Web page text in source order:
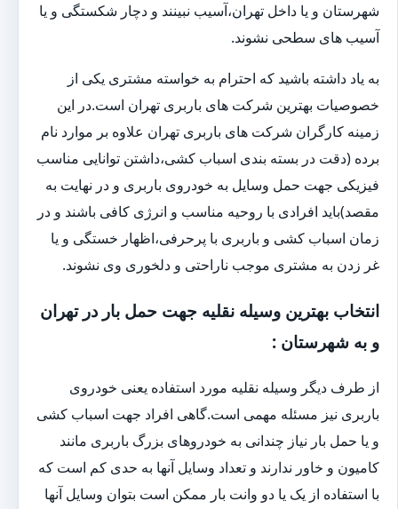
شهرستان و یا داخل تهران،آسیب نبینند و دچار شکستگی و یا
آسیب های سطحی نشوند.
به یاد داشته باشید که احترام به خواسته مشتری یکی از
خصوصیات بهترین شرکت های باربری تهران است.در این
زمینه کارگران شرکت های باربری تهران علاوه بر موارد نام
برده (دقت در بسته بندی اسباب کشی،داشتن توانایی مناسب
فیزیکی جهت حمل وسایل به خودروی باربری و در نهایت به
مقصد)باید افرادی با روحیه مناسب و انرژی کافی باشند و در
زمان اسباب کشی و باربری با پرحرفی،اظهار خستگی و یا
غر زدن به مشتری موجب ناراحتی و دلخوری وی نشوند.
انتخاب بهترین وسیله نقلیه جهت حمل بار در تهران
و به شهرستان :
از طرف دیگر وسیله نقلیه مورد استفاده یعنی خودروی
باربری نیز مسئله مهمی است.گاهی افراد جهت اسباب کشی
و یا حمل بار نیاز چندانی به خودروهای بزرگ باربری مانند
کامیون و خاور ندارند و تعداد وسایل آنها به حدی کم است که
با استفاده از یک یا دو وانت بار ممکن است بتوان وسایل آنها